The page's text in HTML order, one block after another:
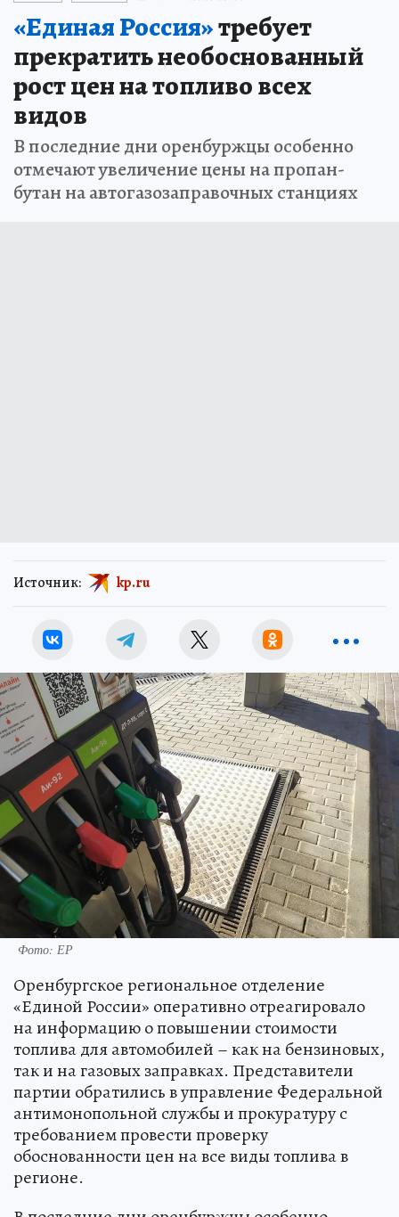
«Единая Россия»требует
прекратить необоснованный
рост цен на топливо всех
видов
В последние дни оренбуржцы особенно
отмечают увеличение цены на пропан-
бутан на автогазозаправочных станциях
Источник: kp.ru
Фото: ЕР
Оренбургское региональное отделение
«Единой России» оперативно отреагировало
на информацию о повышении стоимости
топлива для автомобилей – как на бензиновых,
так и на газовых заправках. Представители
партии обратились в управление Федеральной
антимонопольной службы и прокуратуру с
требованием провести проверку
обоснованности цен на все виды топлива в
регионе.